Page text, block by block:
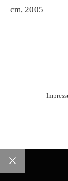
cm, 2005
Schließen